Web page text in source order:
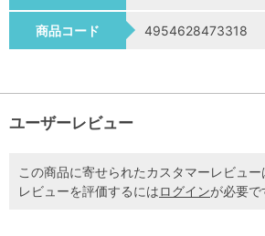
商品コード 4954628473318
ユーザーレビュー
この商品に寄せられたカスタマーレビュー
レビューを評価するにはログインが必要で